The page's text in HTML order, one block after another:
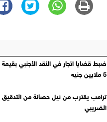
ضبط قضايا اتجار في النقد الأجنبي بقيمة
5 ملايين جنيه
ترامب يقترب من نيل حصانة من التدقيق
الضريبي